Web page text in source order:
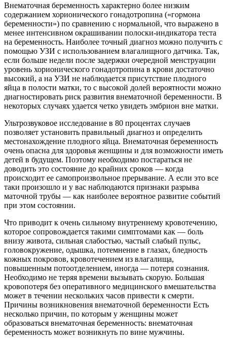
Внематочная беременность характерно более низким
содержанием хорионического гонадотропина («гормона
беременности») по сравнению с нормальной, что выражено в
менее интенсивном окрашивании полоски-индикатора теста
на беременность. Наиболее точный диагноз можно получить с
помощью УЗИ с использованием влагалищного датчика. Так,
если больше недели после задержки очередной менструации
уровень хорионического гонадотропина в крови достаточно
высокий, а на УЗИ не наблюдается присутствие плодного
яйца в полости матки, то с высокой долей вероятности можно
диагностировать риск развития внематочной беременности. В
некоторых случаях удается четко увидеть эмбрион вне матки.
Ультрозвуковое исследование в 80 процентах случаев
позволяет установить правильный диагноз и определить
местонахождение плодного яйца. Внематочная беременность
очень опасна для здоровья женщины и для возможности иметь
детей в будущем. Поэтому необходимо постараться не
доводить это состояние до крайних сроков — когда
происходит ее самопроизвольное прерывание. А если это все
таки произошло и у вас наблюдаются признаки разрыва
маточной трубы — как наиболее вероятное развитие событий
при этом состоянии.
Что приводит к очень сильному внутреннему кровотечению,
которое сопровождается такими симптомами как — боль
внизу живота, сильная слабостью, частый слабый пульс,
головокружение, одышка, потемнение в глазах, бледность
кожных покровов, кровотечением из влагалища,
повышенным потоотделением, иногда — потеря сознания.
Необходимо не теряя времени вызывать скорую. Большая
кровопотеря без оперативного медицинского вмешательства
может в течении нескольких часов привести к смерти.
Причины возникновения внематочной беременности Есть
несколько причин, по которым у женщины может
образоваться внематочная беременность: внематочная
беременность может возникнуть по вине мужчины.